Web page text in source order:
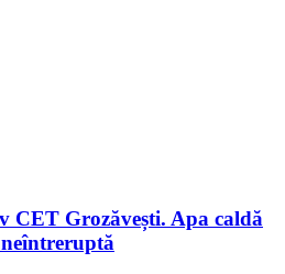
CET Grozăvești. Apa caldă